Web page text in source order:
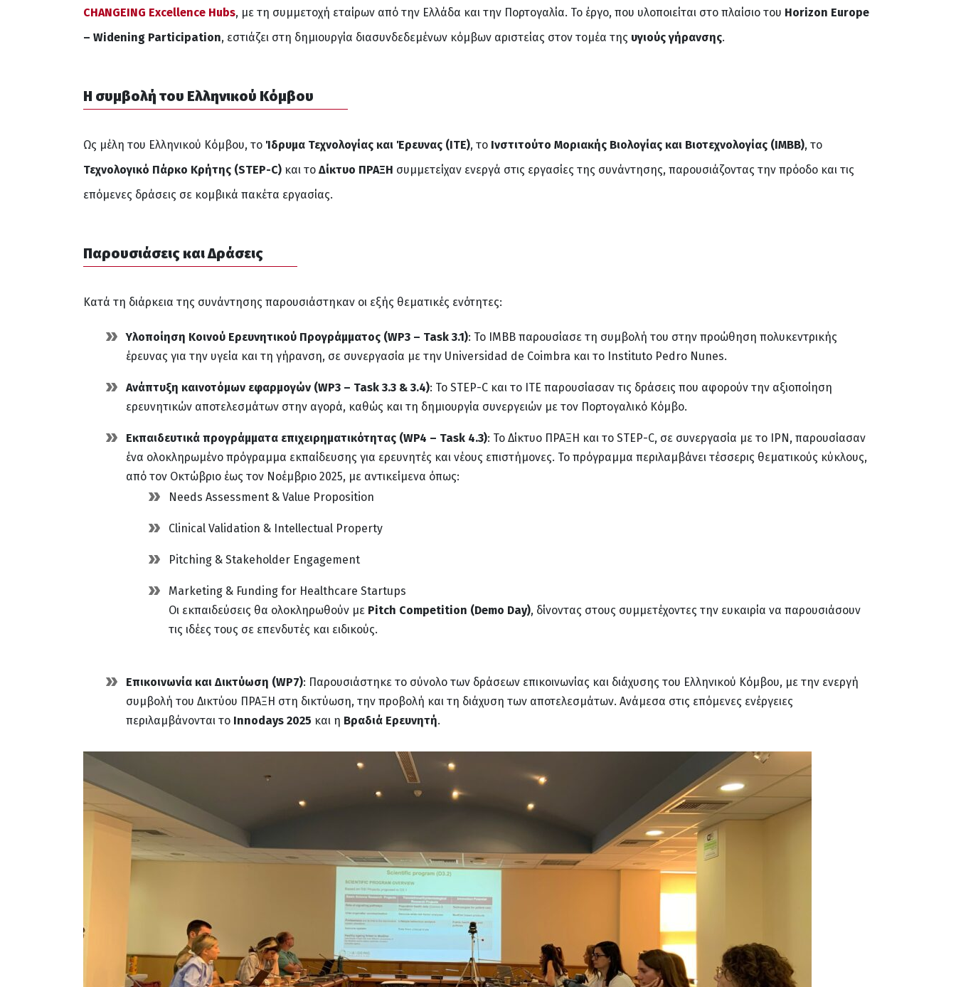
CHANGEING Excellence Hubs, με τη συμμετοχή εταίρων από την Ελλάδα και την Πορτογαλία. Το έργο, που υλοποιείται στο πλαίσιο του Horizon Europe
– Widening Participation, εστιάζει στη δημιουργία διασυνδεδεμένων κόμβων αριστείας στον τομέα της υγιούς γήρανσης.
Η συμβολή του Ελληνικού Κόμβου
Ως μέλη του Ελληνικού Κόμβου, το Ίδρυμα Τεχνολογίας και Έρευνας (ΙΤΕ), το Ινστιτούτο Μοριακής Βιολογίας και Βιοτεχνολογίας (ΙΜΒΒ), το
Τεχνολογικό Πάρκο Κρήτης (STEP-C) και το Δίκτυο ΠΡΑΞΗ συμμετείχαν ενεργά στις εργασίες της συνάντησης, παρουσιάζοντας την πρόοδο και τις
επόμενες δράσεις σε κομβικά πακέτα εργασίας.
Παρουσιάσεις και Δράσεις
Κατά τη διάρκεια της συνάντησης παρουσιάστηκαν οι εξής θεματικές ενότητες:
Υλοποίηση Κοινού Ερευνητικού Προγράμματος (WP3 – Task 3.1): Το ΙΜΒΒ παρουσίασε τη συμβολή του στην προώθηση πολυκεντρικής
έρευνας για την υγεία και τη γήρανση, σε συνεργασία με την Universidad de Coimbra και το Instituto Pedro Nunes.
Ανάπτυξη καινοτόμων εφαρμογών (WP3 – Task 3.3 & 3.4): Το STEP-C και το ΙΤΕ παρουσίασαν τις δράσεις που αφορούν την αξιοποίηση
ερευνητικών αποτελεσμάτων στην αγορά, καθώς και τη δημιουργία συνεργειών με τον Πορτογαλικό Κόμβο.
Εκπαιδευτικά προγράμματα επιχειρηματικότητας (WP4 – Task 4.3): Το Δίκτυο ΠΡΑΞΗ και το STEP-C, σε συνεργασία με το IPN, παρουσίασαν
ένα ολοκληρωμένο πρόγραμμα εκπαίδευσης για ερευνητές και νέους επιστήμονες. Το πρόγραμμα περιλαμβάνει τέσσερις θεματικούς κύκλους,
από τον Οκτώβριο έως τον Νοέμβριο 2025, με αντικείμενα όπως:
Needs Assessment & Value Proposition
Clinical Validation & Intellectual Property
Pitching & Stakeholder Engagement
Marketing & Funding for Healthcare Startups
Οι εκπαιδεύσεις θα ολοκληρωθούν με Pitch Competition (Demo Day), δίνοντας στους συμμετέχοντες την ευκαιρία να παρουσιάσουν
τις ιδέες τους σε επενδυτές και ειδικούς.
Επικοινωνία και Δικτύωση (WP7): Παρουσιάστηκε το σύνολο των δράσεων επικοινωνίας και διάχυσης του Ελληνικού Κόμβου, με την ενεργή
συμβολή του Δικτύου ΠΡΑΞΗ στη δικτύωση, την προβολή και τη διάχυση των αποτελεσμάτων. Ανάμεσα στις επόμενες ενέργειες
περιλαμβάνονται το Innodays 2025 και η Βραδιά Ερευνητή.